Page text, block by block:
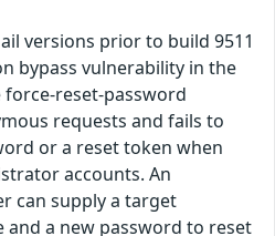
versions prior to build 9511
bypass vulnerability in the
force-reset-password
requests and fails to
or a reset token when
accounts. An
can supply a target
a new password to reset